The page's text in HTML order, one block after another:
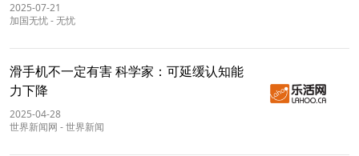
2025-07-21
加国无忧-无忧
滑手机不一定有害 科学家：可延缓认知能
力下降
2025-04-28
世界新闻网 -世界新闻